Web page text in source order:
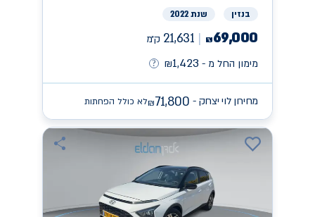
בנזין שנת 2022
₪69,000
21,631 ק״מ
מימון החל מ -
₪1,423
מחירון לוי יצחק - ₪71,800 לא כולל הפחתות